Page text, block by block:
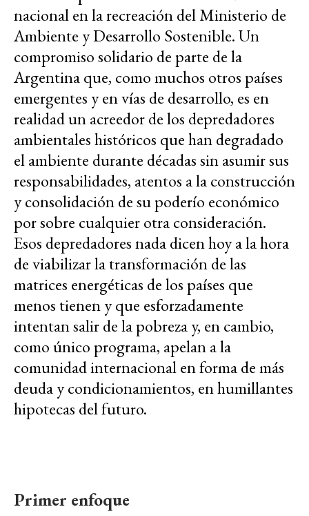
nacional en la recreación del Ministerio de
Ambiente y Desarrollo Sostenible. Un
compromiso solidario de parte de la
Argentina que, como muchos otros países
emergentes y en vías de desarrollo, es en
realidad un acreedor de los depredadores
ambientales históricos que han degradado
el ambiente durante décadas sin asumir sus
responsabilidades, atentos a la construcción
y consolidación de su poderío económico
por sobre cualquier otra consideración.
Esos depredadores nada dicen hoy a la hora
de viabilizar la transformación de las
matrices energéticas de los países que
menos tienen y que esforzadamente
intentan salir de la pobreza y, en cambio,
como único programa, apelan a la
comunidad internacional en forma de más
deuda y condicionamientos, en humillantes
hipotecas del futuro.
Primer enfoque